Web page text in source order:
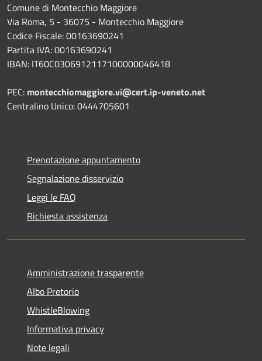
Comune di Montecchio Maggiore
Via Roma, 5 - 36075 - Montecchio Maggiore
Codice Fiscale: 00163690241
Partita IVA: 00163690241
IBAN: IT60C0306912117100000046418
PEC: montecchiomaggiore.vi@cert.ip-veneto.net
Centralino Unico: 0444705601
Prenotazione appuntamento
Segnalazione disservizio
Leggi le FAQ
Richiesta assistenza
Amministrazione trasparente
Albo Pretorio
WhistleBlowing
Informativa privacy
Note legali